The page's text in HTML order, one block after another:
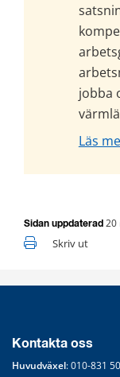
jobba
Läs
Sidan uppdaterad 20
Skriv ut
Kontakta oss
Huvudväxel: 010-831